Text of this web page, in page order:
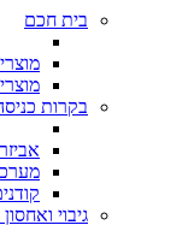
בית חכם
מוצרי KNX
בקרות
גיבוי